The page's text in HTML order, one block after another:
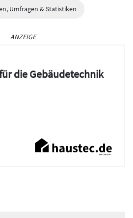
Umfragen & Statistiken
ANZEIGE
die Gebäudetechnik